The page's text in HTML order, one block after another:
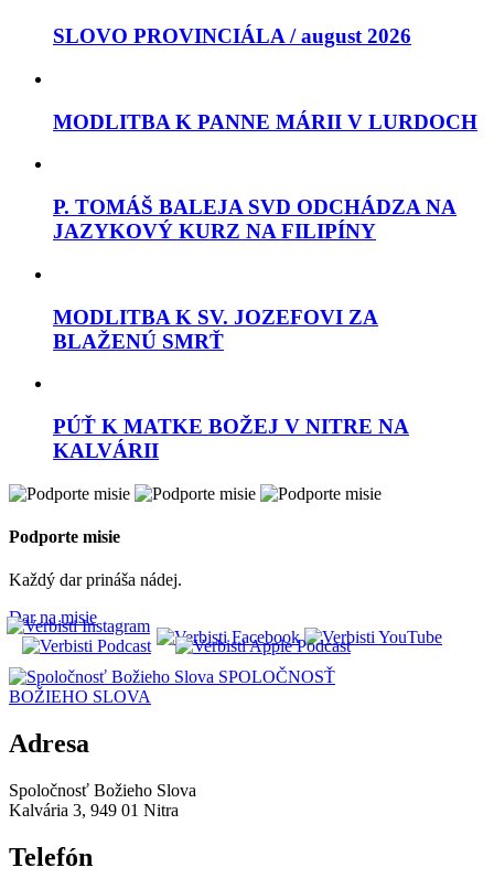
SLOVO PROVINCIÁLA / august 2026
MODLITBA K PANNE MÁRII V LURDOCH
P. TOMÁŠ BALEJA SVD ODCHÁDZA NA
JAZYKOVÝ KURZ NA FILIPÍNY
MODLITBA K SV. JOZEFOVI ZA
BLAŽENÚ SMRŤ
PÚŤ K MATKE BOŽEJ V NITRE NA
KALVÁRII
Podporte misie
Každý dar prináša nádej.
Dar na misie
SPOLOČNOSŤ
BOŽIEHO SLOVA
Adresa
Spoločnosť Božieho Slova
Kalvária 3, 949 01 Nitra
Telefón